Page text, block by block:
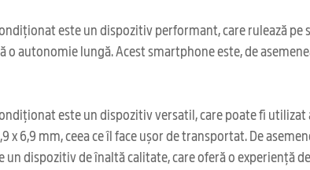
este un dispozitiv performant, care rulează
o autonomie lungă. Acest smartphone este, de
este un dispozitiv versatil, care poate fi
x 6,9 mm, ceea ce îl face ușor de transportat. De
dispozitiv de înaltă calitate, care oferă o experiență